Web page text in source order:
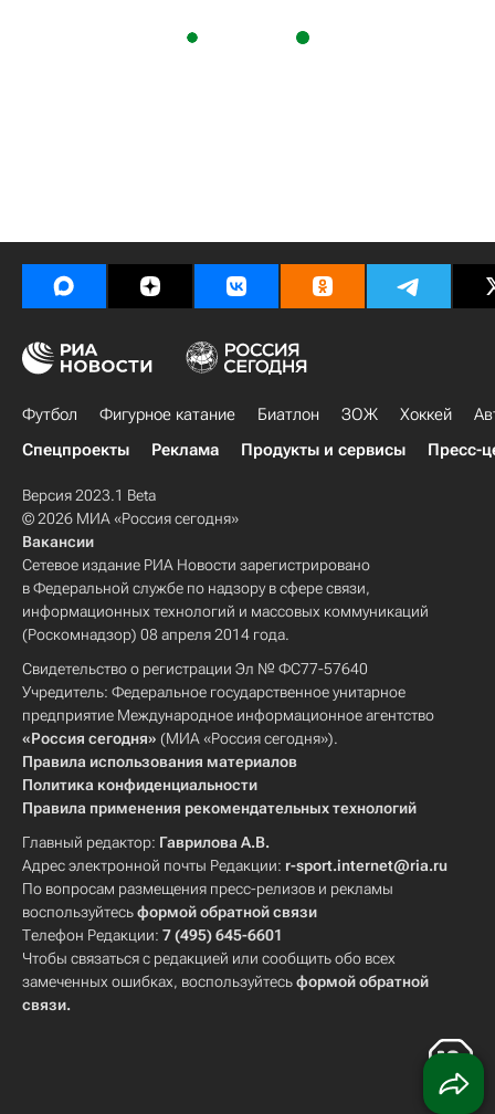
Футбол Фигурное катание Биатлон ЗОЖ Хоккей
Спецпроекты
Реклама Продукты и сервисы Пресс-
Версия 2023.1 Beta
© 2026 МИА «Россия сегодня»
Вакансии
Сетевое издание РИА Новости зарегистрировано
в Федеральной службе по надзору в сфере связи,
информационных технологий и массовых коммуникаций
(Роскомнадзор) 08 апреля 2014 года.
Свидетельство о регистрации Эл № ФС77-57640
Учредитель: Федеральное государственное унитарное
предприятие Международное информационное агентство
«Россия сегодня» (МИА «Россия сегодня»).
Правила использования материалов
Политика конфиденциальности
Правила применения рекомендательных технологий
Главный редактор: Гаврилова А.В.
Адрес электронной почты Редакции: r-sport.internet@ria.ru
По вопросам размещения пресс-релизов и рекламы
воспользуйтесьформой обратной связи
Телефон Редакции: 7 (495) 645-6601
Чтобы связаться с редакцией или сообщить обо всех
замеченных ошибках, воспользуйтесьформой обратной
связи.